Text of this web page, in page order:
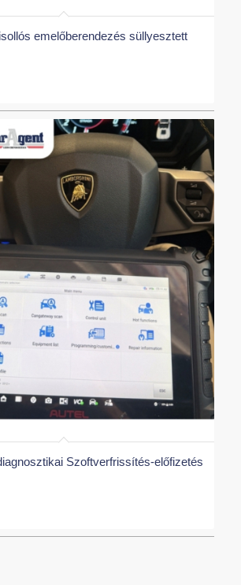
emelőberendezés süllyesztett
Szoftverfrissítés-előfizetés